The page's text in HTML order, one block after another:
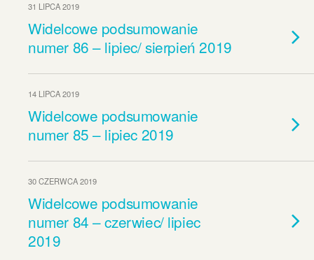
31 LIPCA 2019
Widelcowe podsumowanie
numer 86 – lipiec/ sierpień 2019
14 LIPCA 2019
Widelcowe podsumowanie
numer 85 – lipiec 2019
30 CZERWCA 2019
Widelcowe podsumowanie
numer 84 – czerwiec/ lipiec
2019